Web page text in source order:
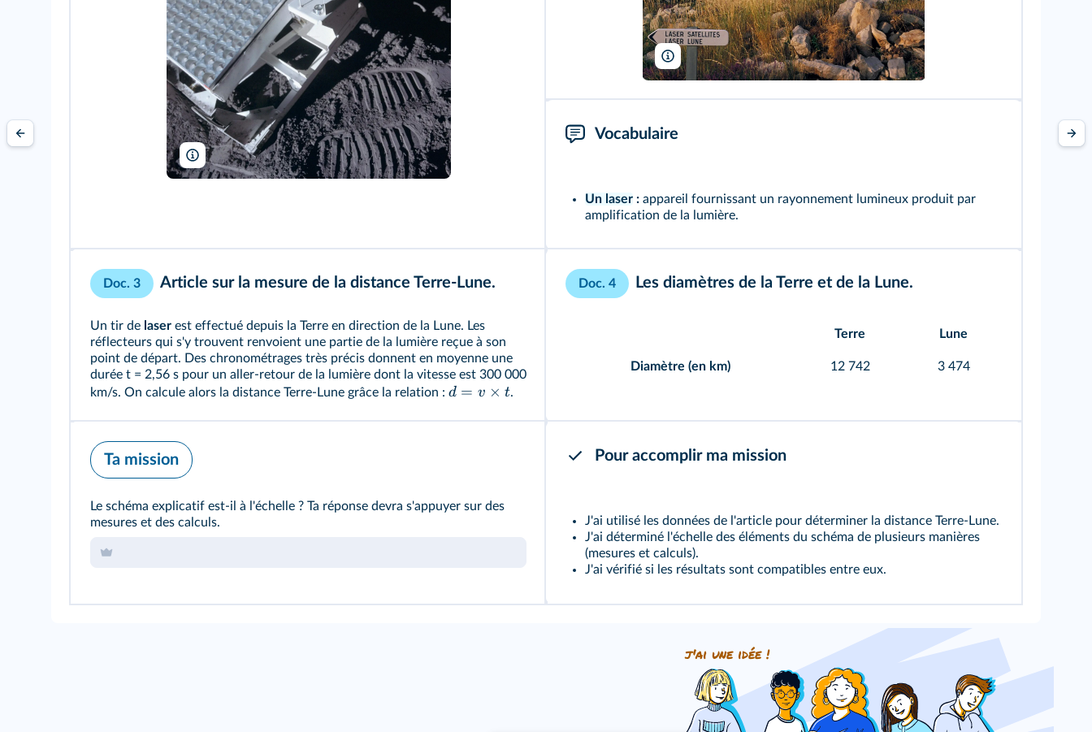
NASA HQ
J-C.&D. Pratt/Photononstop
Vocabulaire
Un laser : appareil fournissant un rayonnement lumineux produit par
amplification de la lumière.
Doc. 3 Article sur la mesure de la distance Terre-Lune.
Un tir de laser est effectué depuis la Terre en direction de la Lune. Les
réflecteurs qui s'y trouvent renvoient une partie de la lumière reçue à son
point de départ. Des chronométrages très précis donnent en moyenne une
durée t = 2,56 s pour un aller-retour de la lumière dont la vitesse est 300 000
km/s. On calcule alors la distance Terre-Lune grâce la relation : d = v × t.
Doc. 4 Les diamètres de la Terre et de la Lune.
Terre Lune
Diamètre (en km) 12 742 3 474
Ta mission
Le schéma explicatif est-il à l'échelle ? Ta réponse devra s'appuyer sur des
mesures et des calculs.
Pour accomplir ma mission
J'ai utilisé les données de l'article pour déterminer la distance Terre-Lune.
J'ai déterminé l'échelle des éléments du schéma de plusieurs manières
(mesures et calculs).
J'ai vérifié si les résultats sont compatibles entre eux.
j'ai une idée !